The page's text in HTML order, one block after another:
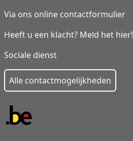
Via ons online contactformulier
Heeft u een klacht? Meld het hier!
Sociale dienst
Alle contactmogelijkheden